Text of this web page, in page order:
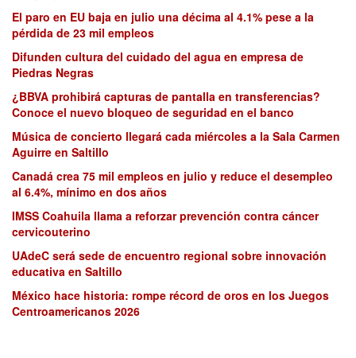
El paro en EU baja en julio una décima al 4.1% pese a la
pérdida de 23 mil empleos
Difunden cultura del cuidado del agua en empresa de
Piedras Negras
¿BBVA prohibirá capturas de pantalla en transferencias?
Conoce el nuevo bloqueo de seguridad en el banco
Música de concierto llegará cada miércoles a la Sala Carmen
Aguirre en Saltillo
Canadá crea 75 mil empleos en julio y reduce el desempleo
al 6.4%, mínimo en dos años
IMSS Coahuila llama a reforzar prevención contra cáncer
cervicouterino
UAdeC será sede de encuentro regional sobre innovación
educativa en Saltillo
México hace historia: rompe récord de oros en los Juegos
Centroamericanos 2026